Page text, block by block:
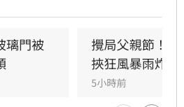
璃門被
攪局父親節！
挾狂風暴雨炸雙
5小時前